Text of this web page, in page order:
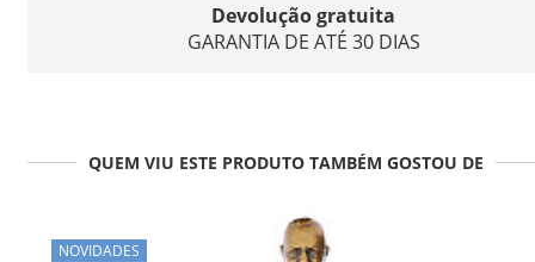
Devolução gratuita
GARANTIA DE ATÉ 30 DIAS
QUEM VIU ESTE PRODUTO TAMBÉM GOSTOU DE
NOVIDADES